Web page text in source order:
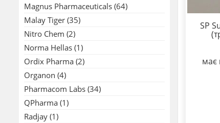
SP
має
Magnus Pharmaceuticals (64)
Malay Tiger (35)
Nitro Chem (2)
Norma Hellas (1)
Ordix Pharma (2)
Organon (4)
Pharmacom Labs (34)
QPharma (1)
Radjay (1)